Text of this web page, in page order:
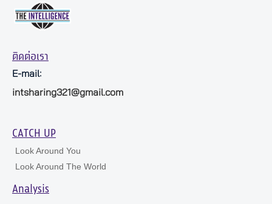
ติดต่อเรา
E-mail:
intsharing321@gmail.com
CATCH UP
Look Around You
Look Around The World
Analysis